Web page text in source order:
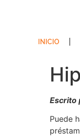
INICIO
Escrito
Puede